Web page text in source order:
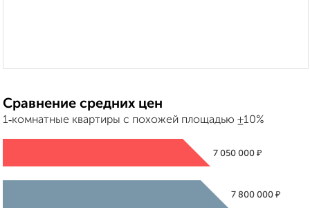
Сравнение средних цен
1‑комнатные квартиры с похожей площадью ±10%
7 050 000 ₽
7 800 000 ₽